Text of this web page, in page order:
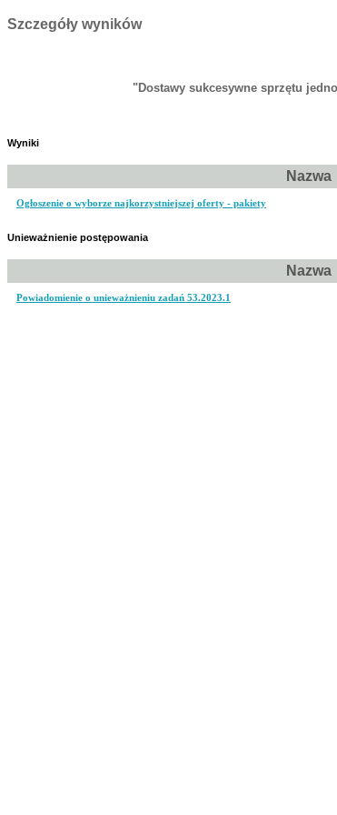
Szczegóły wyników
"Dostawy sukcesywne sprzętu
Wyniki
Nazwa
Ogłoszenie o wyborze najkorzystniejszej oferty - pakiety
Unieważnienie postępowania
Nazwa
Powiadomienie o unieważnieniu zadań 53.2023.1